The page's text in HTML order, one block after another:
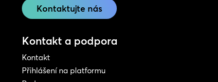
Kontaktujte nás
Kontakt a podpora
Kontakt
Přihlášení na platformu